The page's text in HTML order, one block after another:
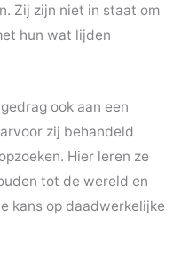
Zij zijn niet in staat om
hun wat lijden
ook aan een
zij behandeld
Hier leren ze
tot de wereld en
kans op daadwerkelijke